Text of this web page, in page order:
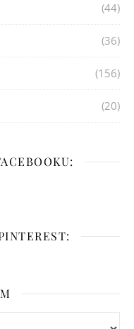
(44)
(36)
(156)
(20)